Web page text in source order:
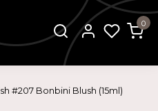
0
#207 Bonbini Blush (15ml)